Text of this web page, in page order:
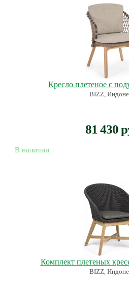
Кресло плетеное с
BIZZ,
81 430
В наличии
Комплект плетеных
BIZZ,